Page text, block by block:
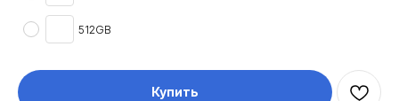
512GB
Купить